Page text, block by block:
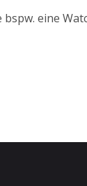
eine